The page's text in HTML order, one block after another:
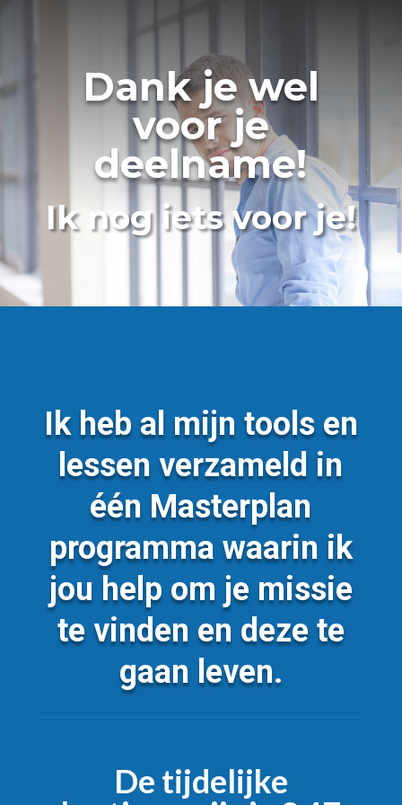
Dank je wel
voor je
deelname!
Ik nog iets voor je!
Ik heb al mijn tools en
lessen verzameld in
één Masterplan
programma waarin ik
jou help om je missie
te vinden en deze te
gaan leven.
De tijdelijke